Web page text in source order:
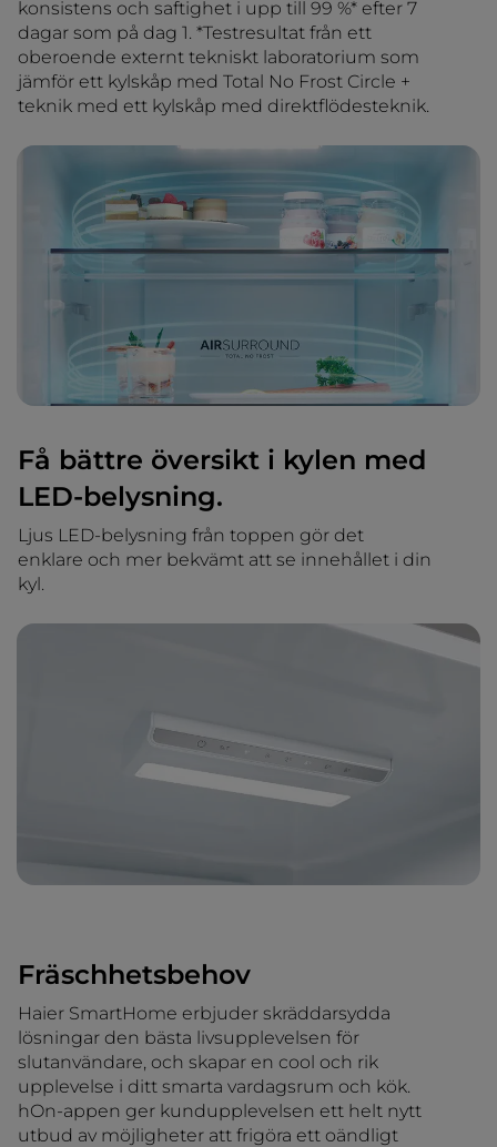
konsistens och saftighet i upp till 99 %* efter 7
dagar som på dag 1. *Testresultat från ett
oberoende externt tekniskt laboratorium som
jämför ett kylskåp med Total No Frost Circle +
teknik med ett kylskåp med direktflödesteknik.
Få bättre översikt i kylen med
LED-belysning.
Ljus LED-belysning från toppen gör det
enklare och mer bekvämt att se innehållet i din
kyl.
Fräschhetsbehov
Haier SmartHome erbjuder skräddarsydda
lösningar den bästa livsupplevelsen för
slutanvändare, och skapar en cool och rik
upplevelse i ditt smarta vardagsrum och kök.
hOn-appen ger kundupplevelsen ett helt nytt
utbud av möjligheter att frigöra ett oändligt